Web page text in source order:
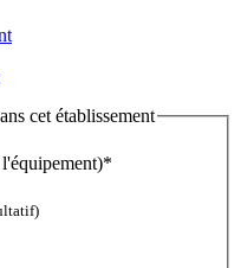
cet établissement